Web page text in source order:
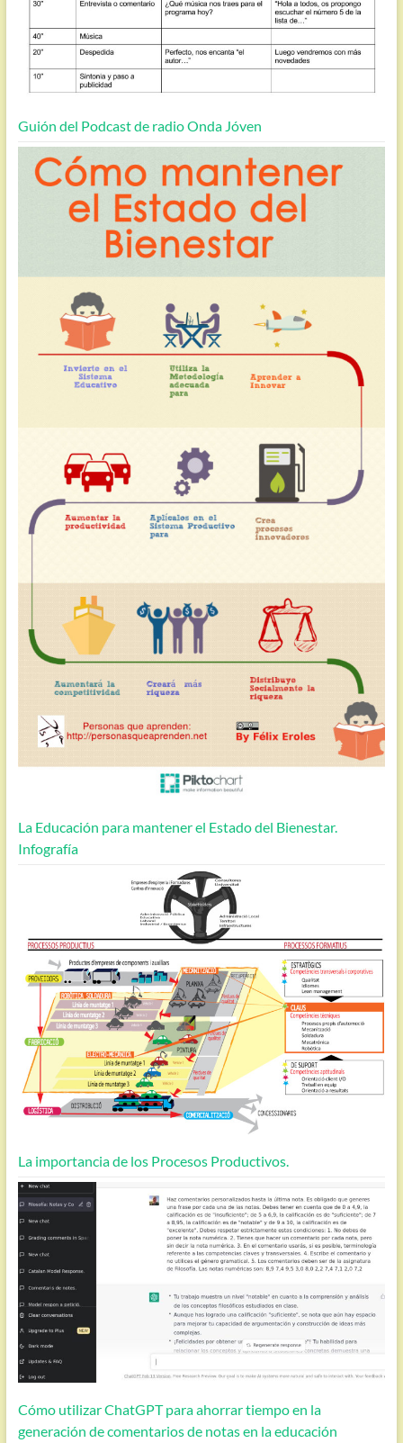
Guión del Podcast de radio Onda Jóven
La Educación para mantener el Estado del Bienestar.
Infografía
La importancia de los Procesos Productivos.
Cómo utilizar ChatGPT para ahorrar tiempo en la
generación de comentarios de notas en la educación